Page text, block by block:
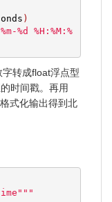
)
%d %H:%M:%
转成float浮点型
时间戳。再用
式化输出得到北